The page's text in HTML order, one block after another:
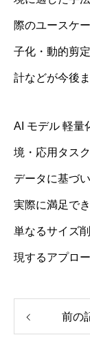
際のユースケ
子化・動的剪
計などが今後
AI モデル 軽量
境・応用タス
データに基づ
実際に満足で
単なるサイズ
現するアプロー
前の